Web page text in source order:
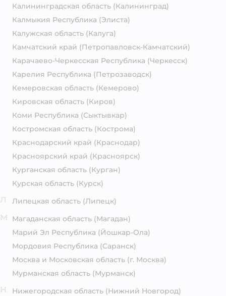
Калининградская область (Калининград)
Калмыкия Республика (Элиста)
Калужская область (Калуга)
Камчатский край (Петропавловск-Камчатский)
Карачаево-Черкесская Республика (Черкесск)
Карелия Республика (Петрозаводск)
Кемеровская область (Кемерово)
Кировская область (Киров)
Коми Республика (Сыктывкар)
Костромская область (Кострома)
Краснодарский край (Краснодар)
Красноярский край (Красноярск)
Курганская область (Курган)
Курская область (Курск)
Липецкая область (Липецк)
Магаданская область (Магадан)
Марий Эл Республика (Йошкар-Ола)
Мордовия Республика (Саранск)
Москва и Московская область (г. Москва)
Мурманская область (Мурманск)
Нижегородская область (Нижний Новгород)